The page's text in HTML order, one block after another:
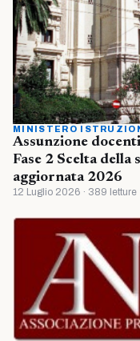
MINISTERO
Assunzione
Fase 2 Scelta
aggiornata 2026
12 Luglio 2026 · 389 letture